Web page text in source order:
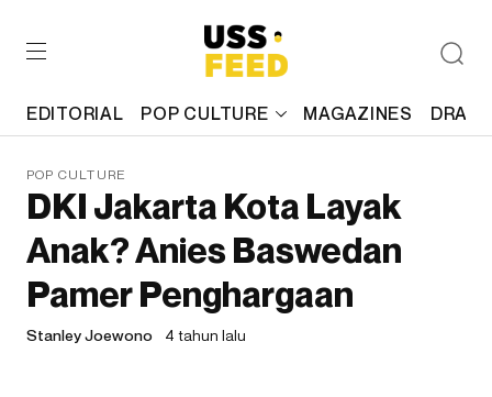
EDITORIAL POP CULTURE MAGAZINES
POP CULTURE
DKI Jakarta Kota Layak
Anak? Anies Baswedan
Pamer Penghargaan
Stanley Joewono 4 tahun lalu